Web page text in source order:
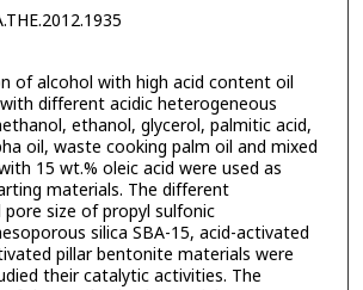
of alcohol with high acid content oil
different acidic heterogeneous
ethanol, glycerol, palmitic acid,
oil, waste cooking palm oil and mixed
15 wt.% oleic acid were used as
materials. The different
size of propyl sulfonic
silica SBA-15, acid-activated
pillar bentonite materials were
their catalytic activities. The